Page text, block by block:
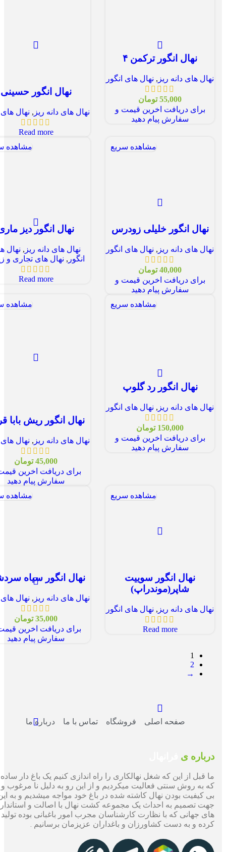
نهال انگور ترکمن ۴
نهال های دانه ریز , نهال های انگور
55,000 تومان
برای دریافت اخرین قیمت و
سفارش پیام دهید
نهال انگور حسینی
نهال های دانه ریز , نهال های
Read more
مشاهده سریع
نهال انگور خلیلی زودرس
نهال های دانه ریز , نهال های انگور
40,000 تومان
برای دریافت اخرین قیمت و
سفارش پیام دهید
مشاهده
نهال انگور دیز
نهال های دانه ریز , نهال
انگور , نهال های تجاری و
Read more
مشاهده سریع
نهال انگور رد گلوپ
نهال های دانه ریز , نهال های انگور
150,000 تومان
برای دریافت اخرین قیمت و
سفارش پیام دهید
مشاهده
نهال انگور ریش بابا
نهال های دانه ریز , نهال های
45,000 تومان
برای دریافت اخرین
سفارش پیام دهید
مشاهده سریع
نهال انگور سوییت
شاپر(موندراپ)
نهال های دانه ریز , نهال های انگور
Read more
مشاهده
نهال انگور سیاه
نهال های دانه ریز , نهال های
35,000 تومان
برای دریافت اخرین
سفارش پیام دهید
1
2
→
صفحه اصلی فروشگاه تماس با ما درباره ما
درباره ی
ما قبل از این که شغل نهالکاری را راه اندازی کنیم یک باغ دار ساده
که به روش سنتی فعالیت میکردیم و از این رو به دلیل نا مرغوب و
بی کیفیت بودن نهال کاشته شده در باغ خود مواجه میشدیم و به
جهت تصمیم به احداث یک مجموعه کشت نهال با اصالت و
های جهانی که با نظارت کارشناسان مجرب امور باغبانی بوده تولید
کرده و به دست کشاورزان و باغداران عزیزمان برسانیم .